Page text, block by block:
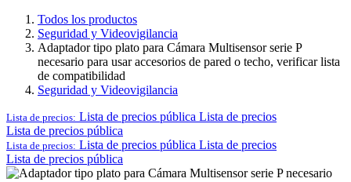
Todos los productos
Seguridad y Videovigilancia
Adaptador tipo plato para Cámara Multisensor serie P
necesario para usar accesorios de pared o techo, verificar lista
de compatibilidad
Seguridad y Videovigilancia
Lista de precios: Lista de precios pública Lista de precios
Lista de precios pública
Lista de precios: Lista de precios pública Lista de precios
Lista de precios pública